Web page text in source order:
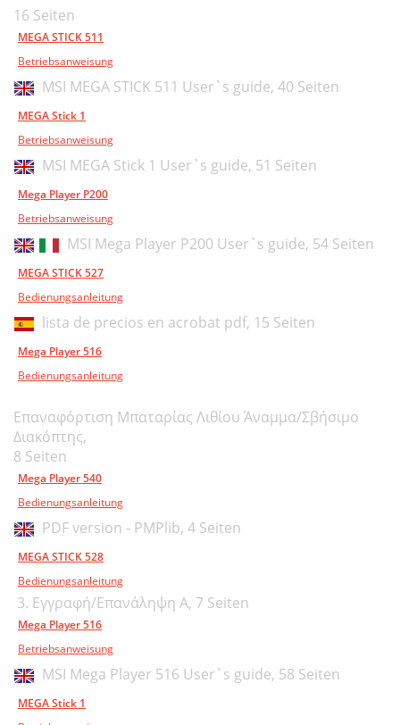
16 Seiten
MEGA STICK 511
Betriebsanweisung
MSI MEGA STICK 511 User`s guide, 40 Seiten
MEGA Stick 1
Betriebsanweisung
MSI MEGA Stick 1 User`s guide, 51 Seiten
Mega Player P200
Betriebsanweisung
MSI Mega Player P200 User`s guide, 54 Seiten
MEGA STICK 527
Bedienungsanleitung
lista de precios en acrobat pdf, 15 Seiten
Mega Player 516
Bedienungsanleitung
Επαναφόρτιση Μπαταρίας Λιθίου Άναμμα/Σβήσιμο
Διακόπτης,
8 Seiten
Mega Player 540
Bedienungsanleitung
PDF version - PMPlib, 4 Seiten
MEGA STICK 528
Bedienungsanleitung
3. Εγγραφή/Επανάληψη A, 7 Seiten
Mega Player 516
Betriebsanweisung
MSI Mega Player 516 User`s guide, 58 Seiten
MEGA Stick 1